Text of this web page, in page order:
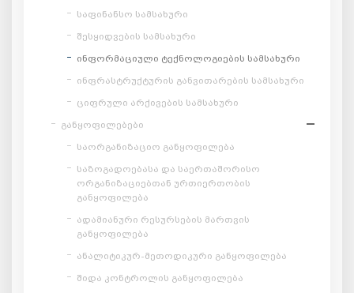
საფინანსო სამსახური
შესყიდვების სამსახური
ინფორმაციული ტექნოლოგიების სამსახური
ინფრასტრუქტურის განვითარების სამსახური
ციფრული არქივების სამსახური
განყოფილებები
საორგანიზაციო განყოფილება
საზოგადოებასა და საერთაშორისო
ორგანიზაციებთან ურთიერთობის
განყოფილება
ადამიანური რესურსების მართვის
განყოფილება
ანალიტიკურ-მეთოდიკური განყოფილება
შიდა კონტროლის განყოფილება